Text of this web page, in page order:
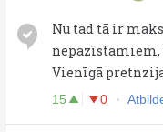
Nu tad tā ir
nepazīstamiem,
Vienīgā
15 0